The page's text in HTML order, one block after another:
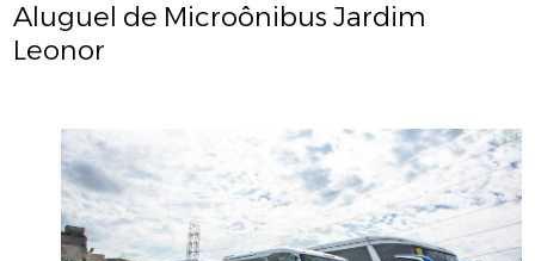
Aluguel de Microônibus Jardim
Leonor